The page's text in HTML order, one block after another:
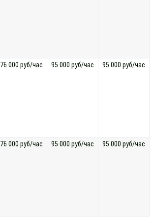
76 000 руб/час 95 000 руб/час 95 000 руб/час
76 000 руб/час 95 000 руб/час 95 000 руб/час